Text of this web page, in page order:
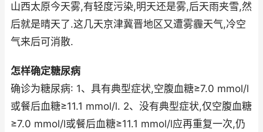
山西太原今天雾,有轻度污染,明天还是雾,后天雨夹雪,然
后就是晴天了.这几天京津冀晋地区又遭雾霾天气,冷空
气来后可消散.
怎样确定糖尿病
确诊为糖尿病: 1、具有典型症状,空腹血糖≥7.0 mmol/l
或餐后血糖≥11.1 mmol/l. 2、没有典型症状,仅空腹血糖
≥7.0 mmol/l或餐后血糖≥11.1 mmol/l应再重复一次,仍